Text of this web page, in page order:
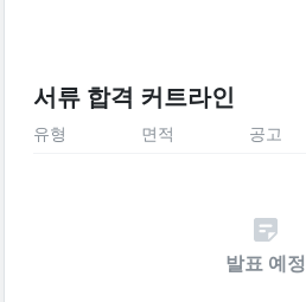
서류 합격 커트라인
유형 면적 공고
발표 예정